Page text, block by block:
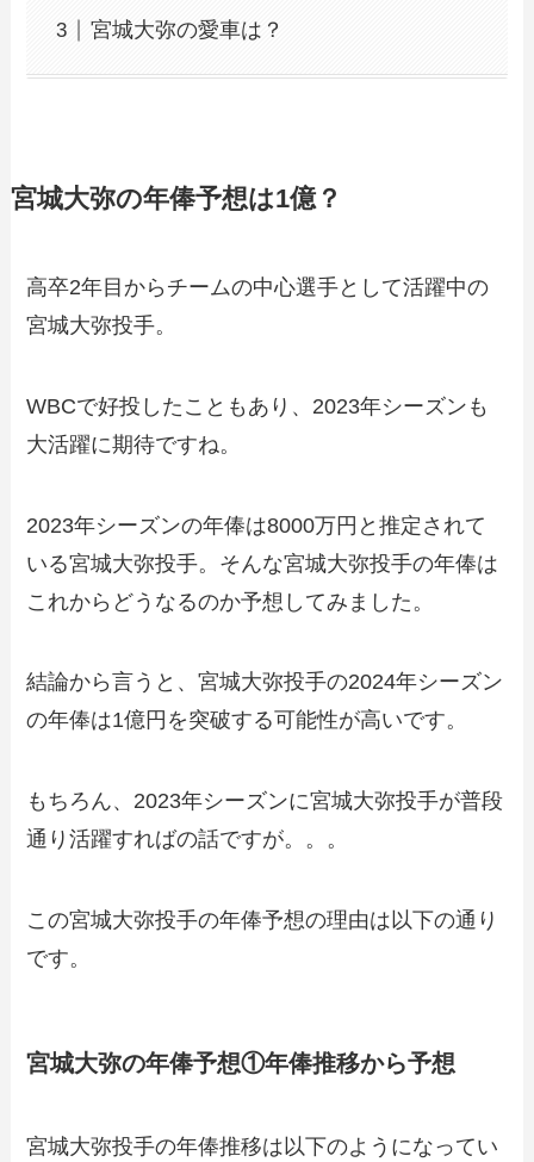
宮城大弥の愛車は？
宮城大弥の年俸予想は1億？
高卒2年目からチームの中心選手として活躍中の
宮城大弥投手。
WBCで好投したこともあり、2023年シーズンも
大活躍に期待ですね。
2023年シーズンの年俸は8000万円と推定されて
いる宮城大弥投手。そんな宮城大弥投手の年俸は
これからどうなるのか予想してみました。
結論から言うと、宮城大弥投手の2024年シーズン
の年俸は1億円を突破する可能性が高いです。
もちろん、2023年シーズンに宮城大弥投手が普段
通り活躍すればの話ですが。。。
この宮城大弥投手の年俸予想の理由は以下の通り
です。
宮城大弥の年俸予想①年俸推移から予想
宮城大弥投手の年俸推移は以下のようになってい